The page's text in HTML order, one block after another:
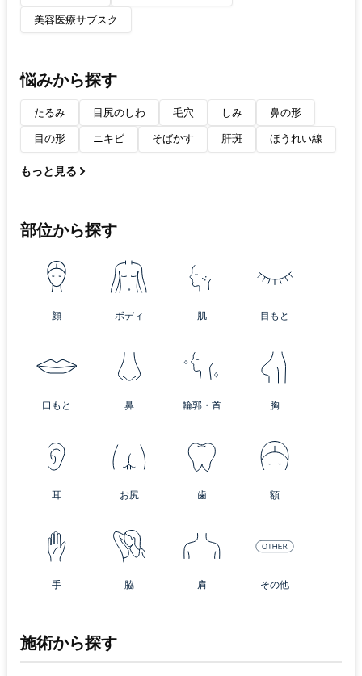
美容医療サブスク
悩みから探す
たるみ 目尻のしわ 毛穴 しみ 鼻の形
目の形 ニキビ そばかす 肝斑 ほうれい線
もっと見る
部位から探す
顔 ボディ 肌 目もと
口もと 鼻 輪郭・首 胸
耳 お尻 歯 額
手 脇 肩 その他
施術から探す